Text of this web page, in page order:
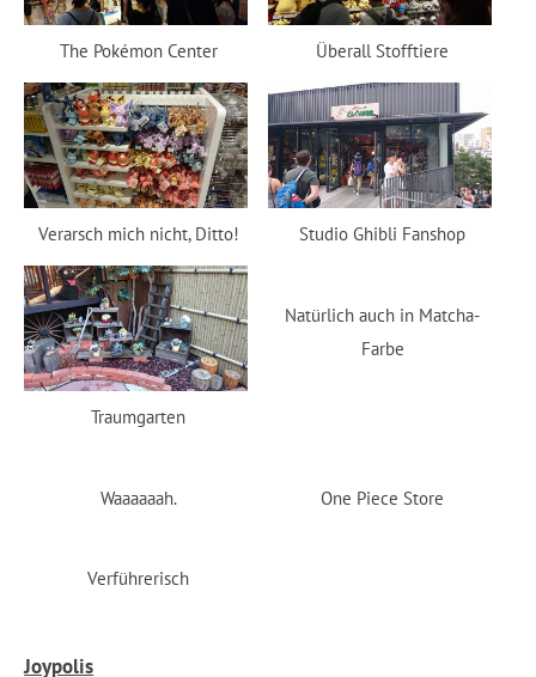
The Pokémon Center Überall Stofftiere
Verarsch mich nicht, Ditto! Studio Ghibli Fanshop
Traumgarten
Natürlich auch in Matcha-
Farbe
Waaaaaah. One Piece Store
Verführerisch
Joypolis